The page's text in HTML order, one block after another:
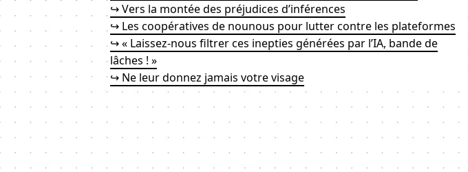
↪ Vers la montée des préjudices d’inférences
↪ Les coopératives de nounous pour lutter contre les plateformes
↪ « Laissez-nous filtrer ces inepties générées par l’IA, bande de
lâches ! »
↪ Ne leur donnez jamais votre visage